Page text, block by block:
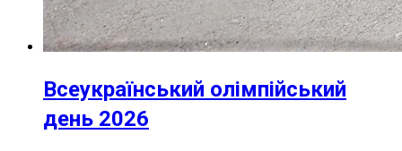
Всеукраїнський олімпійський
день 2026